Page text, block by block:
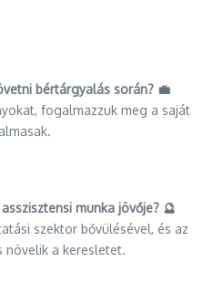
bértárgyalás során? 💼
fogalmazzuk meg a saját
munka jövője? 🔮
szektor bővülésével, és az
növelik a keresletet.